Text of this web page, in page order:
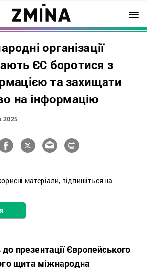
організації
ЄС боротися з
та захищати
на інформацію
2025
матеріали, підпишіться на
до презентації Європейського
щита міжнародна